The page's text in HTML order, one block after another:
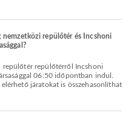
repülőtér és Incshoni
06:50 időpontban indul.
járatokat is összehasonlíthat